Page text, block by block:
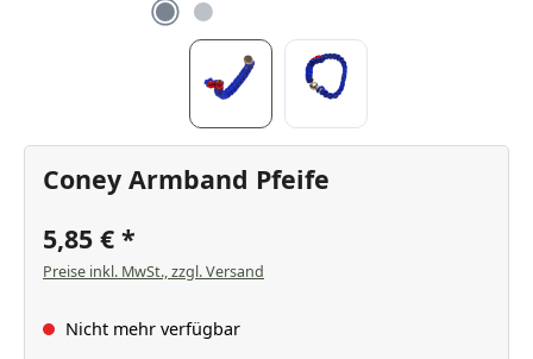
Coney Armband Pfeife
5,85 €
Preise inkl. MwSt., zzgl. Versand
Nicht mehr verfügbar